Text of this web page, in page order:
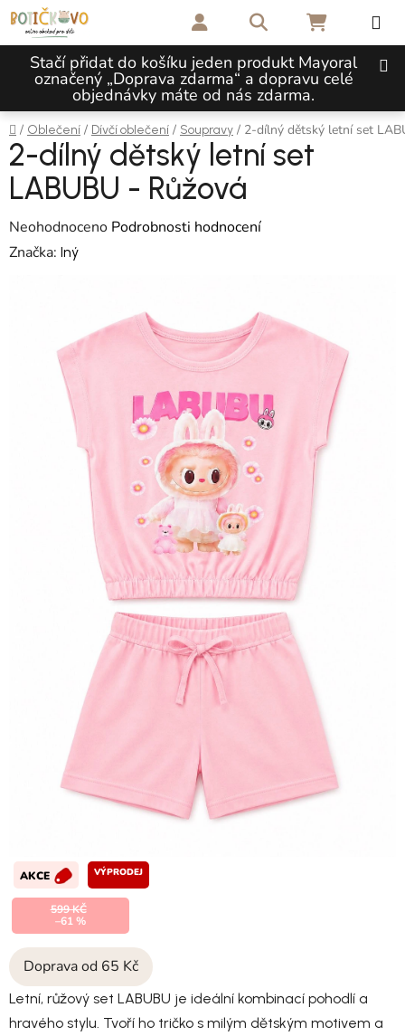
Přejít na obsah
Stačí přidat do košíku jeden produkt Mayoral
označený „Doprava zdarma“ a dopravu celé
objednávky máte od nás zdarma.
Hledat NÁKUPNÍ
Domů
/ Oblečení / Dívčí oblečení / Soupravy / 2-dílný dětský letní set
Doprava od 65 Kč
Letní, růžový set LABUBU je ideální kombinací pohodlí a
hravého stylu. Tvoří ho tričko s milým dětským motivem a
2-dílný dětský letní set
LABUBU - Růžová
Průměrné hodnocení produktu je 0,0 z 5 hvězdiček.
Neohodnoceno Podrobnosti hodnocení
Značka: Iný
AKCE VÝPRODEJ
599 KČ
–61 %